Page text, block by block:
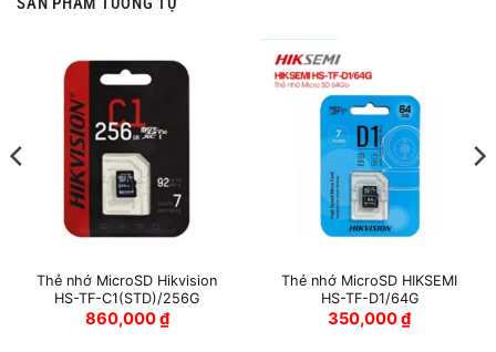
Thẻ nhớ MicroSD Hikvision
HS-TF-C1(STD)/256G
860,000₫
Thẻ nhớ MicroSD HIKSEMI
HS-TF-D1/64G
350,000₫